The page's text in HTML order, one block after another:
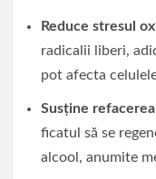
Reduce stresul
radicalii liberi,
pot afecta
Susține
ficatul să se
alcool, anumite